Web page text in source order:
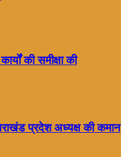
की समीक्षा की
प्रदेश अध्यक्ष की कमान